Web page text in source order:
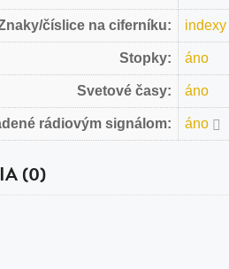
číslice na ciferníku: indexy
Stopky: áno
Svetové časy: áno
rádiovým signálom: áno
(0)